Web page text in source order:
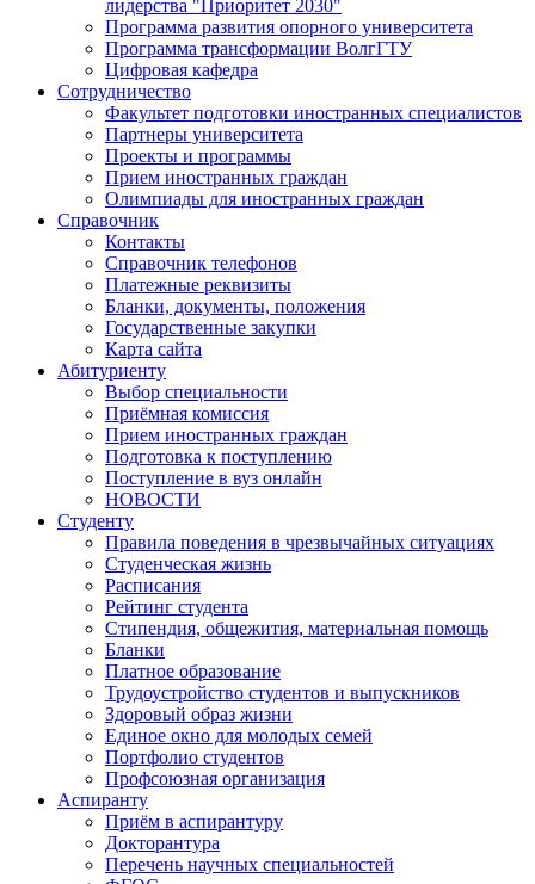
лидерства "Приоритет 2030"
Программа развития опорного университета
Программа трансформации ВолгГТУ
Цифровая кафедра
Сотрудничество
Факультет подготовки иностранных специалистов
Партнеры университета
Проекты и программы
Прием иностранных граждан
Олимпиады для иностранных граждан
Справочник
Контакты
Справочник телефонов
Платежные реквизиты
Бланки, документы, положения
Государственные закупки
Карта сайта
Абитуриенту
Выбор специальности
Приёмная комиссия
Прием иностранных граждан
Подготовка к поступлению
Поступление в вуз онлайн
НОВОСТИ
Студенту
Правила поведения в чрезвычайных ситуациях
Студенческая жизнь
Расписания
Рейтинг студента
Стипендия, общежития, материальная помощь
Бланки
Платное образование
Трудоустройство студентов и выпускников
Здоровый образ жизни
Единое окно для молодых семей
Портфолио студентов
Профсоюзная организация
Аспиранту
Приём в аспирантуру
Докторантура
Перечень научных специальностей